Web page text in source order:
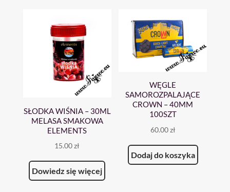
SŁODKA WIŚNIA – 30ML
MELASA SMAKOWA
ELEMENTS
15.00zł
Dowiedz się więcej
WĘGLE
SAMOROZPALAJĄCE
CROWN – 40MM
100SZT
60.00zł
Dodaj do koszyka